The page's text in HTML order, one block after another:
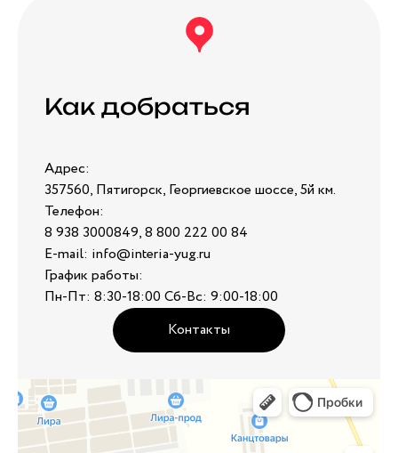
Как добраться
Адрес:
357560, Пятигорск, Георгиевское шоссе, 5й км.
Телефон:
8 938 3000849, 8 800 222 00 84
E-mail: info@interia-yug.ru
График работы:
Пн-Пт: 8:30-18:00 Сб-Вс: 9:00-18:00
Контакты